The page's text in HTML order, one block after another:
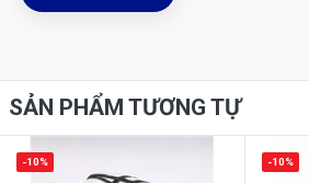
SẢN PHẨM TƯƠNG TỰ
-10% -10%